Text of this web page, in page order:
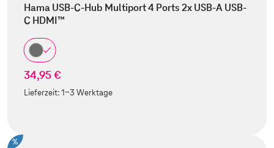
Hama USB-C-Hub Multiport 4 Ports 2x USB-A USB-
C HDMI™
34,95 €
Lieferzeit:1-3 Werktage
%